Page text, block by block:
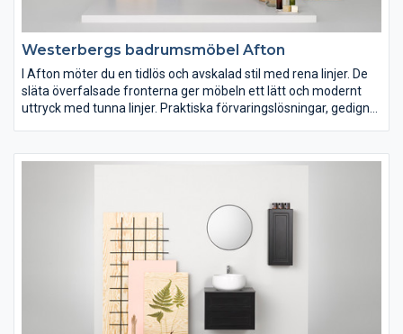
Westerbergs badrumsmöbel Afton
I Afton möter du en tidlös och avskalad stil med rena linjer. De
släta överfalsade fronterna ger möbeln ett lätt och modernt
uttryck med tunna linjer. Praktiska förvaringslösningar, gedigna
som passar in i de flesta skandinaviska hem.